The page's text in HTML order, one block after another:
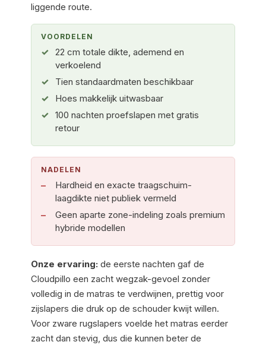
liggende route.
VOORDELEN
22 cm totale dikte, ademend en
verkoelend
Tien standaardmaten beschikbaar
Hoes makkelijk uitwasbaar
100 nachten proefslapen met gratis
retour
NADELEN
Hardheid en exacte traagschuim-
laagdikte niet publiek vermeld
Geen aparte zone-indeling zoals premium
hybride modellen
Onze ervaring: de eerste nachten gaf de
Cloudpillo een zacht wegzak-gevoel zonder
volledig in de matras te verdwijnen, prettig voor
zijslapers die druk op de schouder kwijt willen.
Voor zware rugslapers voelde het matras eerder
zacht dan stevig, dus die kunnen beter de